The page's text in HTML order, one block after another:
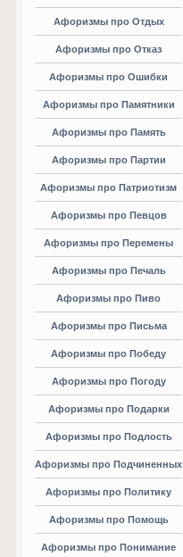
Афоризмы про Отдых
Афоризмы про Отказ
Афоризмы про Ошибки
Афоризмы про Памятники
Афоризмы про Память
Афоризмы про Партии
Афоризмы про Патриотизм
Афоризмы про Певцов
Афоризмы про Перемены
Афоризмы про Печаль
Афоризмы про Пиво
Афоризмы про Письма
Афоризмы про Победу
Афоризмы про Погоду
Афоризмы про Подарки
Афоризмы про Подлость
Афоризмы про Подчиненных
Афоризмы про Политику
Афоризмы про Помощь
Афоризмы про Понимание